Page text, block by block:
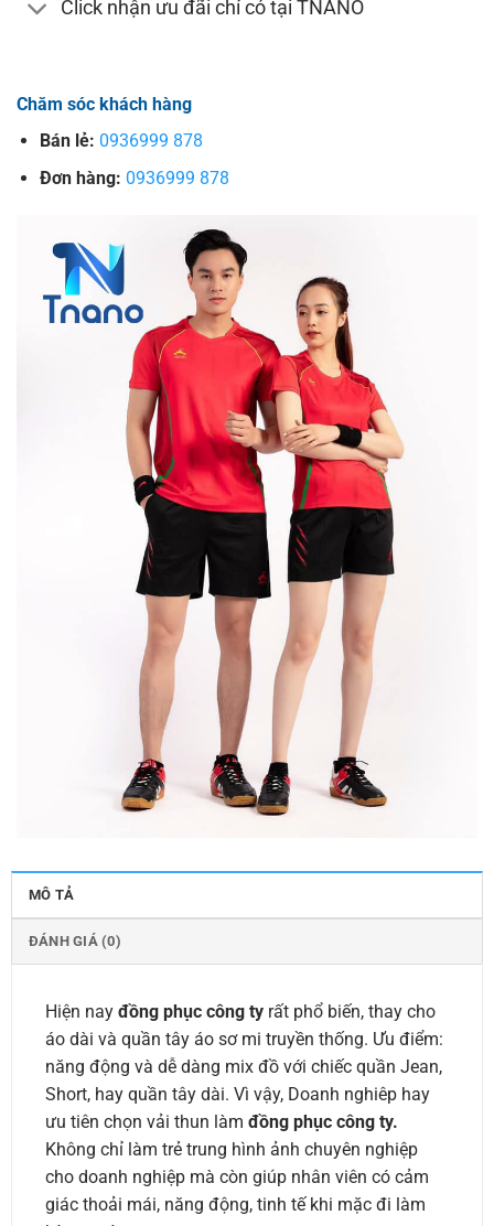
Click nhận ưu đãi chỉ có tại TNANO
Chăm sóc khách hàng
Bán lẻ: 0936999 878
Đơn hàng: 0936999 878
MÔ TẢ
ĐÁNH GIÁ (0)
Hiện nay đồng phục công tyrất phổ biến, thay cho
áo dài và quần tây áo sơ mi truyền thống. Ưu điểm:
năng động và dễ dàng mix đồ với chiếc quần Jean,
Short, hay quần tây dài. Vì vậy, Doanh nghiêp hay
ưu tiên chọn vải thun làm đồng phục công ty.
Không chỉ làm trẻ trung hình ảnh chuyên nghiệp
cho doanh nghiệp mà còn giúp nhân viên có cảm
giác thoải mái, năng động, tinh tế khi mặc đi làm